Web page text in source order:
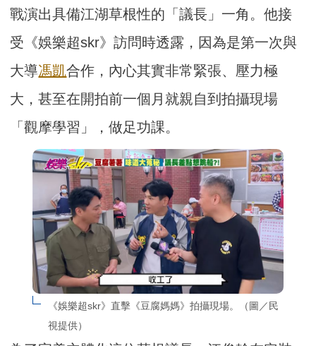
戰演出具備江湖草根性的「議長」一角。他接
受《娛樂超skr》訪問時透露，因為是第一次與
大導馮凱合作，內心其實非常緊張、壓力極
大，甚至在開拍前一個月就親自到拍攝現場
「觀摩學習」，做足功課。
《娛樂超skr》直擊《豆腐媽媽》拍攝現場。（圖／民
視提供）